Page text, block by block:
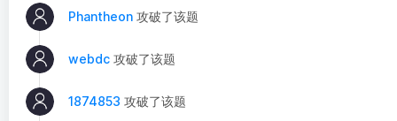
Phantheon 攻破了该题
webdc 攻破了该题
1874853 攻破了该题